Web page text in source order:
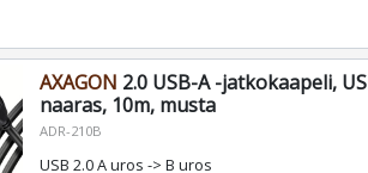
AXAGON 2.0 USB-A -jatkokaapeli,
naaras, 10m, musta
ADR-210B
USB 2.0 A uros -> B uros